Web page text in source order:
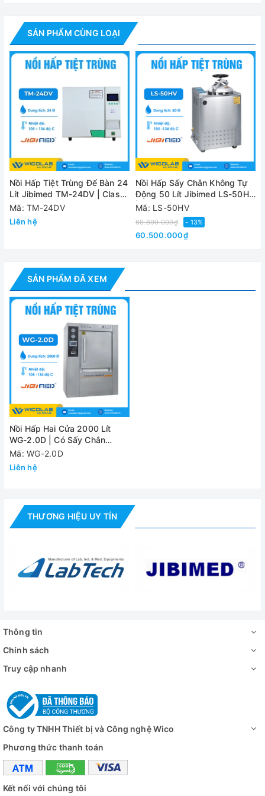
✅Hệ thống điều khiển tiệt trùng: PLC, màn hình cảm ứng
Siemens, dễ dàng lựa chọn các chương trình, cài đặt thông
số, điều khiển, vận hành, xử lý báo cáo, tính năng an toàn
✅Có trang bị bơm chân không, cho điều kiện tiệt trùng tốt
nhất và tính năng sấy khô tuyệt đối trong điều kiện chân
không
Thông số kỹ thuật
Model WG-
Buồng hấp
Kích thước
buồng hấp
Công suất hơi
tiêu thụ
Áp suất thiết kế
Nhiệt độ làm
Áp suất khí nén
Công suất nước
tiêu thụ
Nguồn điện
Trọng lượng
Đánh giá
SẢN PHẨM CÙNG LOẠI
Nồi Hấp Tiệt Trùng Để Bàn 24
Lít Jibimed TM-24DV | Class
B
Mã: TM-24DV
Liên hệ
Nồi Hấp Sấy Chân Không Tự
Động 50 Lít Jibimed LS-50HV
| Kiểu Đứng
Mã: LS-50HV
69.800.000₫ - 13%
60.500.000₫
SẢN PHẨM ĐÃ XEM
Nồi Hấp Hai Cửa 2000 Lít
WG-2.0D | Có Sấy Chân
Không
Mã: WG-2.0D
Liên hệ
THƯƠNG HIỆU UY TÍN
Thông tin
Chính sách
Truy cập nhanh
Công ty TNHH Thiết bị và Công nghệ Wico
Phương thức thanh toán
Kết nối với chúng tôi